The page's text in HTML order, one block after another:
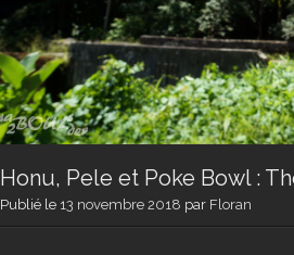
Honu, Pele et Poke Bowl :
Publié le 13 novembre 2018 par Floran